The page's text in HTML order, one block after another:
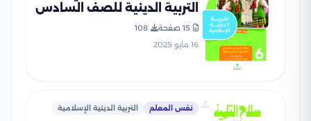
التربية الدينية للصف السادس
الابتدائي الترم الثاني من سلاح
التلميذ PDF بالاجابات
15 صفحة
108
16 مايو 2025
نفس المعلم التربية الدينية الإسلامية